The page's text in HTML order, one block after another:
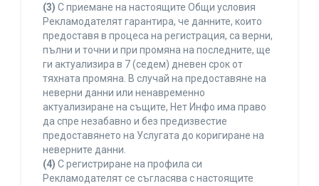
(3) С приемане на настоящите Общи условия
Рекламодателят гарантира, че данните, които
предоставя в процеса на регистрация, са верни,
пълни и точни и при промяна на последните, ще
ги актуализира в 7 (седем) дневен срок от
тяхната промяна. В случай на предоставяне на
неверни данни или ненавременно
актуализиране на същите, Нет Инфо има право
да спре незабавно и без предизвестие
предоставянето на Услугата до коригиране на
неверните данни.
(4) С регистриране на профила си
Рекламодателят се съгласява с настоящите